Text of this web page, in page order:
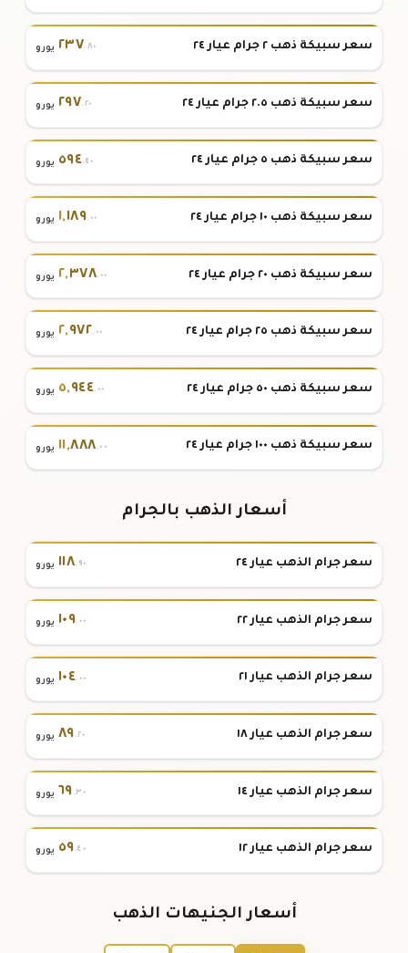
سعر سبيكة ذهب ٢ جرام عيار ٢٤ ٢٣٧.٨٠ يورو
سعر سبيكة ذهب ٢.٥ جرام عيار ٢٤ ٢٩٧.٢٠ يورو
سعر سبيكة ذهب ٥ جرام عيار ٢٤ ٥٩٤.٤٠ يورو
سعر سبيكة ذهب ١٠ جرام عيار ٢٤ ١,١٨٩.٠٠ يورو
سعر سبيكة ذهب ٢٠ جرام عيار ٢٤ ٢,٣٧٨.٠٠ يورو
سعر سبيكة ذهب ٢٥ جرام عيار ٢٤ ٢,٩٧٢.٠٠ يورو
سعر سبيكة ذهب ٥٠ جرام عيار ٢٤ ٥,٩٤٤.٠٠ يورو
سعر سبيكة ذهب ١٠٠ جرام عيار ٢٤ ١١,٨٨٨.٠٠ يورو
أسعار الذهب بالجرام
سعر جرام الذهب عيار ٢٤ ١١٨.٩٠ يورو
سعر جرام الذهب عيار ٢٢ ١٠٩.٠٠ يورو
سعر جرام الذهب عيار ٢١ ١٠٤.٠٠ يورو
سعر جرام الذهب عيار ١٨ ٨٩.٢٠ يورو
سعر جرام الذهب عيار ١٤ ٦٩.٣٠ يورو
سعر جرام الذهب عيار ١٢ ٥٩.٤٠ يورو
أسعار الجنيهات الذهب